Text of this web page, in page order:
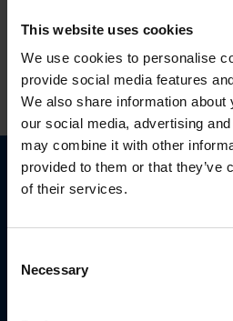
This website uses cookies
We use cookies to personalise
provide social media features
We also share information
our social media, advertising
may combine it with other
provided to them or that they’ve
of their services.
Selection
Necessary
Palun võtke meiega